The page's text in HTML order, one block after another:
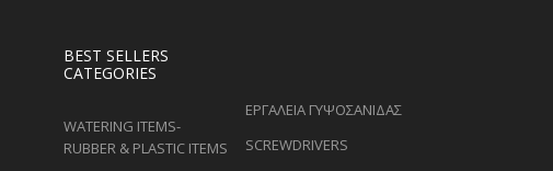
BEST SELLERS
CATEGORIES
WATERING ITEMS-
RUBBER & PLASTIC ITEMS
ΕΡΓΑΛΕΙΑ ΓΥΨΟΣΑΝΙΔΑΣ
SCREWDRIVERS